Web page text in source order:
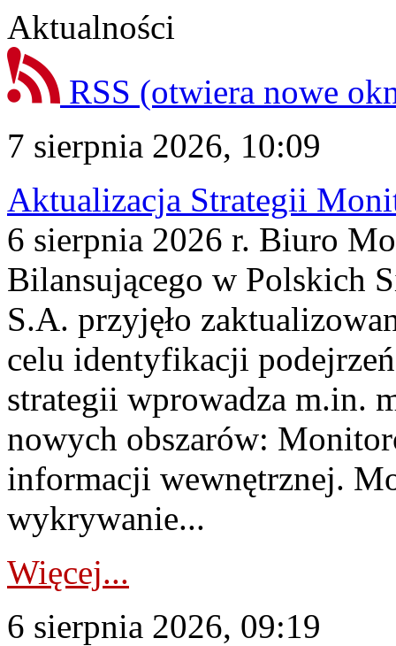
Aktualności
RSS (otwiera nowe
7 sierpnia 2026, 10:09
Aktualizacja Strategii
6 sierpnia 2026 r. Biuro
Bilansującego w Polskich
S.A. przyjęło
celu identyfikacji
strategii wprowadza m.in.
nowych obszarów:
informacji wewnętrznej.
wykrywanie...
Więcej...
6 sierpnia 2026, 09:19